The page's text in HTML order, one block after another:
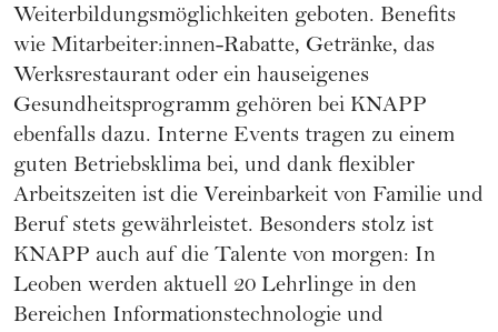
Weiterbildungsmöglichkeiten geboten. Benefits
wie Mitarbeiter:innen-Rabatte, Getränke, das
Werksrestaurant oder ein hauseigenes
Gesundheitsprogramm gehören bei KNAPP
ebenfalls dazu. Interne Events tragen zu einem
guten Betriebsklima bei, und dank flexibler
Arbeitszeiten ist die Vereinbarkeit von Familie und
Beruf stets gewährleistet. Besonders stolz ist
KNAPP auch auf die Talente von morgen: In
Leoben werden aktuell 20 Lehrlinge in den
Bereichen Informationstechnologie und